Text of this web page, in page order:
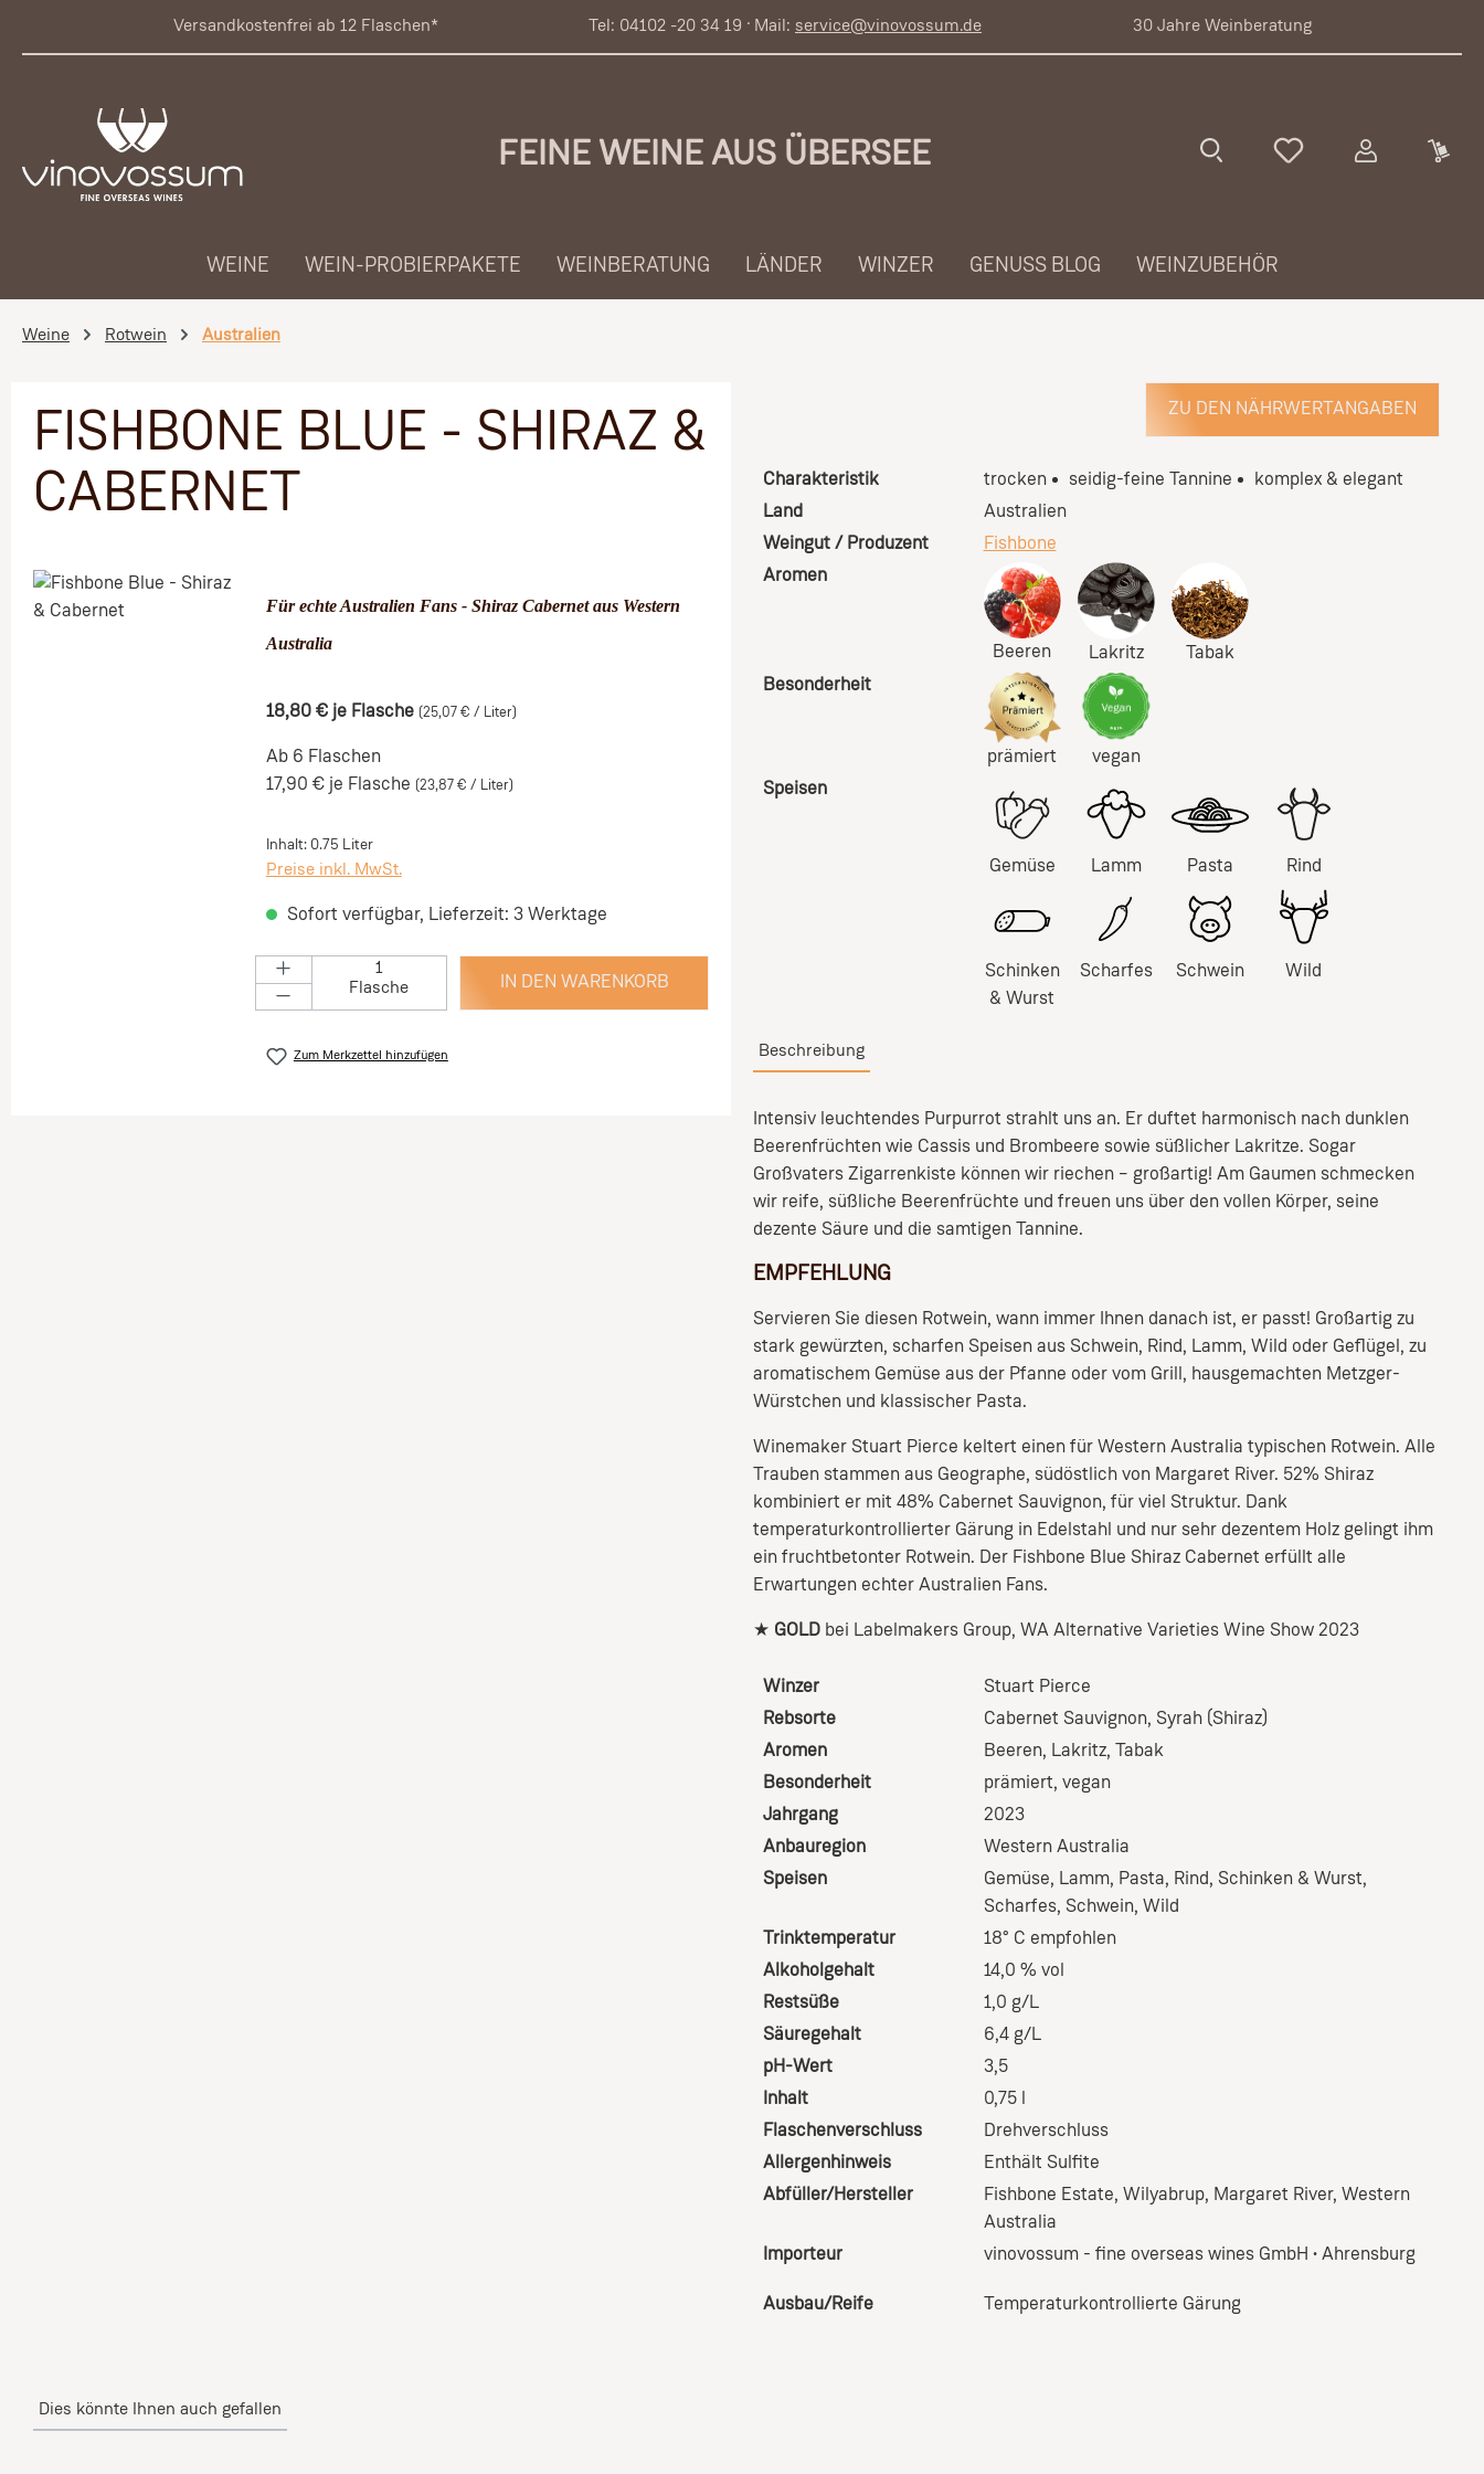
Hauptinhalt springen
Zur Hauptnavigation springenVersandkostenfrei ab 12 Flaschen* Tel: 04102 -20 34 19 · Mail: service@vinovossum.de 30 Jahre Weinberatung
FEINE WEINE AUS ÜBERSEE
WEINE WEIN-PROBIERPAKETE WEINBERATUNG LÄNDER WINZER GENUSS BLOG WEINZUBEHÖR
Weine Rotwein Australien
FISHBONE BLUE - SHIRAZ &
CABERNET
Bildergalerie überspringen
Für echte Australien Fans - Shiraz Cabernet aus Western
Australia
18,80 € je Flasche (25,07 € / Liter)
Ab 6 Flaschen
17,90 € je Flasche (23,87 € / Liter)
Inhalt: 0.75 Liter
Preise inkl. MwSt.
Sofort verfügbar, Lieferzeit: 3 Werktage
Flasche IN DEN WARENKORB
Zum Merkzettel hinzufügen
ZU DEN NÄHRWERTANGABEN
Charakteristik komplex & elegant
seidig-feine Tannine
trocken
Land
Australien
Weingut / Produzent
Fishbone
Aromen
Beeren Lakritz
Tabak
Besonderheit
prämiert
vegan
Speisen
Gemüse Lamm Pasta Rind
Schinken
& Wurst
Scharfes Schwein Wild
Beschreibung
Intensiv leuchtendes Purpurrot strahlt uns an. Er duftet harmonisch nach dunklen
Beerenfrüchten wie Cassis und Brombeere sowie süßlicher Lakritze. Sogar
Großvaters Zigarrenkiste können wir riechen – großartig! Am Gaumen schmecken
wir reife, süßliche Beerenfrüchte und freuen uns über den vollen Körper, seine
dezente Säure und die samtigen Tannine.
EMPFEHLUNG
Servieren Sie diesen Rotwein, wann immer Ihnen danach ist, er passt! Großartig zu
stark gewürzten, scharfen Speisen aus Schwein, Rind, Lamm, Wild oder Geflügel, zu
aromatischem Gemüse aus der Pfanne oder vom Grill, hausgemachten Metzger-
Würstchen und klassischer Pasta.
Winemaker Stuart Pierce keltert einen für Western Australia typischen Rotwein. Alle
Trauben stammen aus Geographe, südöstlich von Margaret River. 52% Shiraz
kombiniert er mit 48% Cabernet Sauvignon, für viel Struktur. Dank
temperaturkontrollierter Gärung in Edelstahl und nur sehr dezentem Holz gelingt ihm
ein fruchtbetonter Rotwein. Der Fishbone Blue Shiraz Cabernet erfüllt alle
Erwartungen echter Australien Fans.
★ GOLD bei Labelmakers Group, WA Alternative Varieties Wine Show 2023
Winzer
Stuart Pierce
Rebsorte
Cabernet Sauvignon, Syrah (Shiraz)
Aromen
Beeren, Lakritz, Tabak
Besonderheit
prämiert, vegan
Jahrgang
2023
Anbauregion
Western Australia
Speisen
Gemüse, Lamm, Pasta, Rind, Schinken & Wurst,
Scharfes, Schwein, Wild
Trinktemperatur
18° C empfohlen
Alkoholgehalt
14,0 % vol
Restsüße
1,0 g/L
Säuregehalt
6,4 g/L
pH-Wert
3,5
Inhalt
0,75 l
Flaschenverschluss
Drehverschluss
Allergenhinweis
Enthält Sulfite
Abfüller/Hersteller
Fishbone Estate, Wilyabrup, Margaret River, Western
Australia
Importeur
vinovossum - fine overseas wines GmbH • Ahrensburg
Ausbau/Reife Temperaturkontrollierte Gärung
Dies könnte Ihnen auch gefallen